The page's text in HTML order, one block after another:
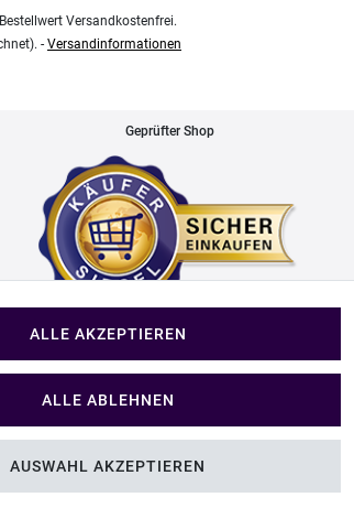
Versandkostenfrei.
- Versandinformationen
Geprüfter Shop
Impressum
Im Shop Kaufen
ALLE AKZEPTIEREN
ALLE ABLEHNEN
AUSWAHL AKZEPTIEREN